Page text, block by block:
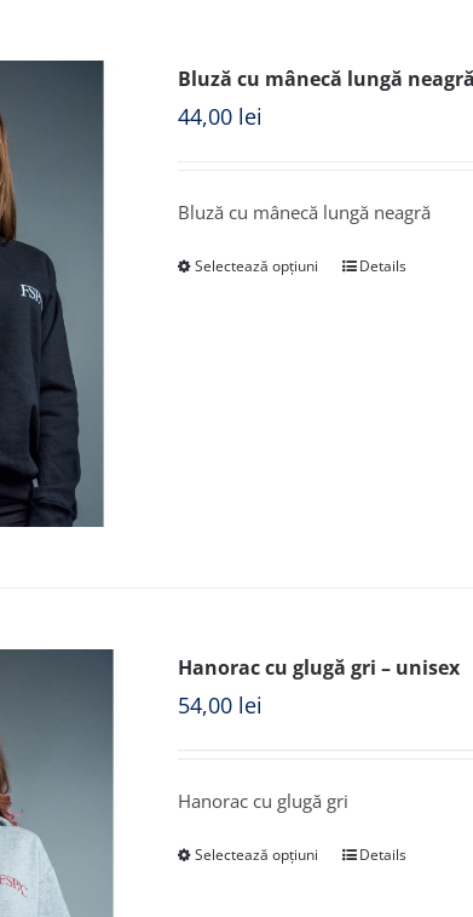
Bluză cu mânecă lungă
44,00 lei
Bluză cu mânecă lungă neagră
Selectează opțiuni Details
Hanorac cu glugă gri – unisex
54,00 lei
Hanorac cu glugă gri
Selectează opțiuni Details